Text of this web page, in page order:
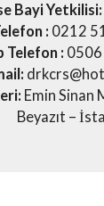
Bayi Yetkilisi:
: 0212
Telefon :
Emin Sinan
Beyazıt –